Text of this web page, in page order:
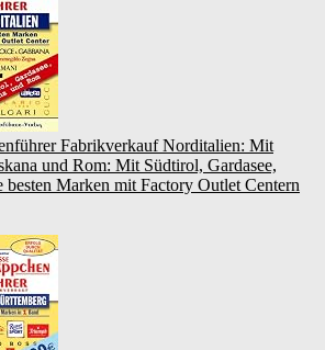
Fabrikverkauf Norditalien: Mit
und Rom: Mit Südtirol, Gardasee,
Marken mit Factory Outlet Centern